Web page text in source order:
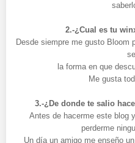
2.-¿Cual es tu
Desde siempre me gusto Bloom
la forma en que
Me gusta
3.-¿De donde te salio
Antes de hacerme este blog
perderme
Un día un amigo me enseño